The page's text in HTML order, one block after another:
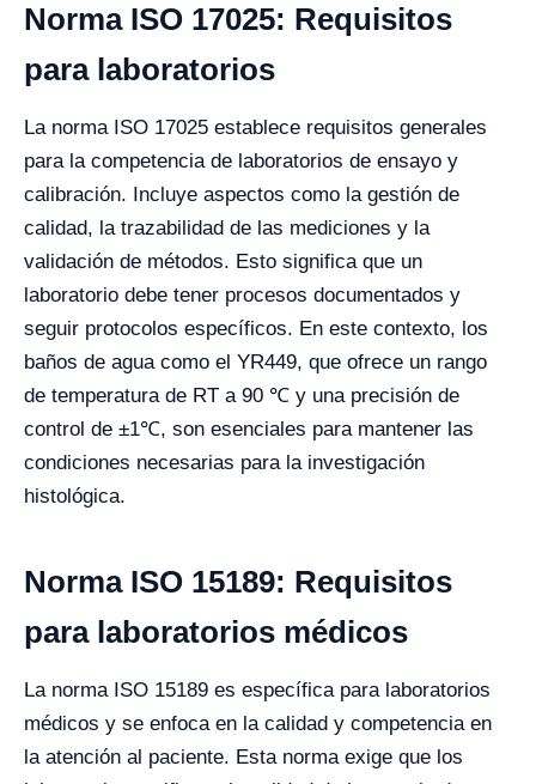
Norma ISO 17025: Requisitos
para laboratorios
La norma ISO 17025 establece requisitos generales
para la competencia de laboratorios de ensayo y
calibración. Incluye aspectos como la gestión de
calidad, la trazabilidad de las mediciones y la
validación de métodos. Esto significa que un
laboratorio debe tener procesos documentados y
seguir protocolos específicos. En este contexto, los
baños de agua como el YR449, que ofrece un rango
de temperatura de RT a 90 ℃ y una precisión de
control de ±1℃, son esenciales para mantener las
condiciones necesarias para la investigación
histológica.
Norma ISO 15189: Requisitos
para laboratorios médicos
La norma ISO 15189 es específica para laboratorios
médicos y se enfoca en la calidad y competencia en
la atención al paciente. Esta norma exige que los